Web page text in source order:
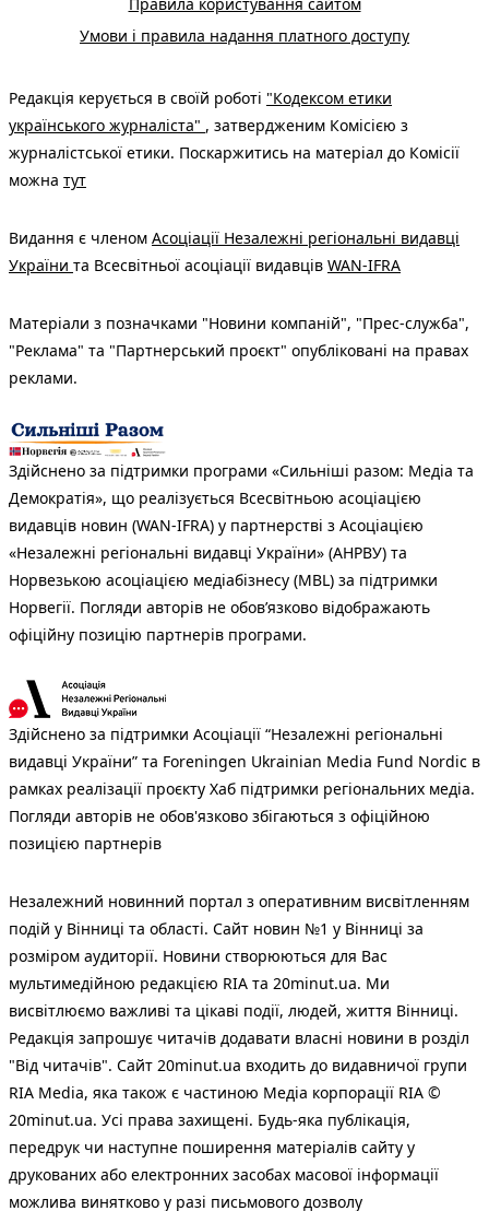
Умови і правила надання платного доступу
Редакція керується в своїй роботі "Кодексом етики
українського журналіста" , затвердженим Комісією з
журналістської етики. Поскаржитись на матеріал до Комісії
можна тут
Видання є членом Асоціації Незалежні регіональні видавці
України та Всесвітньої асоціації видавців WAN-IFRA
Матеріали з позначками "Новини компаній", "Прес-служба",
"Реклама" та "Партнерський проєкт" опубліковані на правах
реклами.
Здійснено за підтримки програми «Сильніші разом: Медіа та
Демократія», що реалізується Всесвітньою асоціацією
видавців новин (WAN-IFRA) у партнерстві з Асоціацією
«Незалежні регіональні видавці України» (АНРВУ) та
Норвезькою асоціацією медіабізнесу (MBL) за підтримки
Норвегії. Погляди авторів не обов’язково відображають
офіційну позицію партнерів програми.
Здійснено за підтримки Асоціації “Незалежні регіональні
видавці України” та Foreningen Ukrainian Media Fund Nordic в
рамках реалізації проєкту Хаб підтримки регіональних медіа.
Погляди авторів не обов'язково збігаються з офіційною
позицією партнерів
Незалежний новинний портал з оперативним висвітленням
подій у Вінниці та області. Сайт новин №1 у Вінниці за
розміром аудиторії. Новини створюються для Вас
мультимедійною редакцією RIA та 20minut.ua. Ми
висвітлюємо важливі та цікаві події, людей, життя Вінниці.
Редакція запрошує читачів додавати власні новини в розділ
"Від читачів". Сайт 20minut.ua входить до видавничої групи
RIA Media, яка також є частиною Медіа корпорації RIA ©
20minut.ua. Усі права захищені. Будь-яка публiкацiя,
передрук чи наступне поширення матеріалів сайту у
друкованих або електронних засобах масової інформації
можлива винятково у разі письмового дозволу